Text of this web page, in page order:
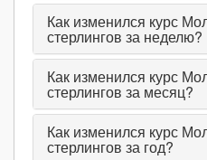
Как изменился курс
стерлингов за неделю?
Как изменился курс
стерлингов за месяц?
Как изменился курс
стерлингов за год?